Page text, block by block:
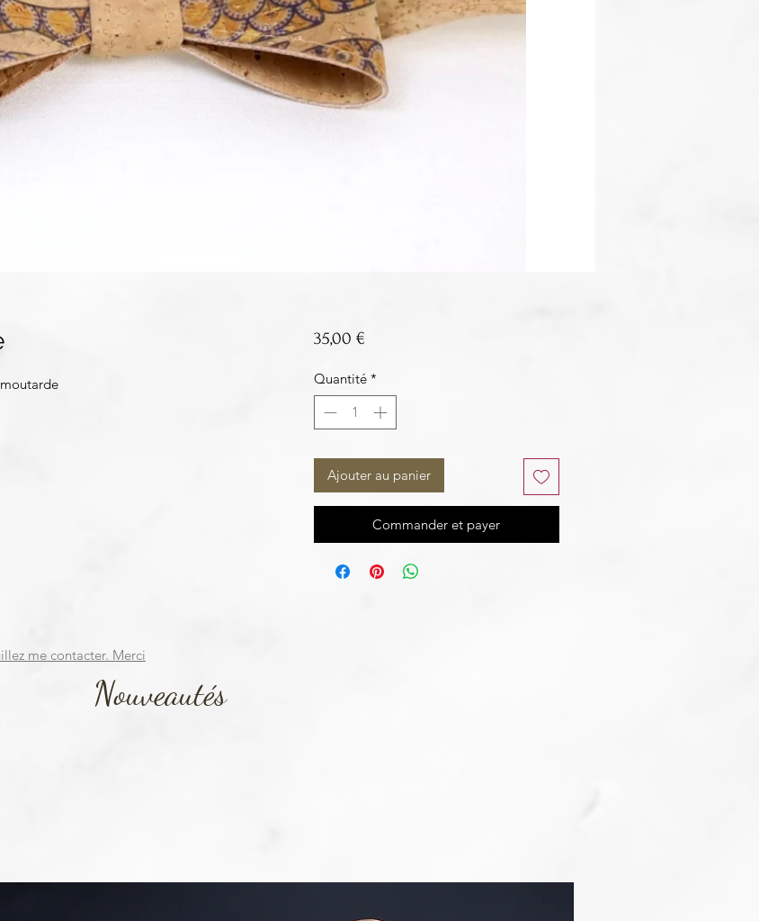
35,00 €
Quantité *
Ajouter au panier
Commander et payer
me contacter. Merci
Nouveautés